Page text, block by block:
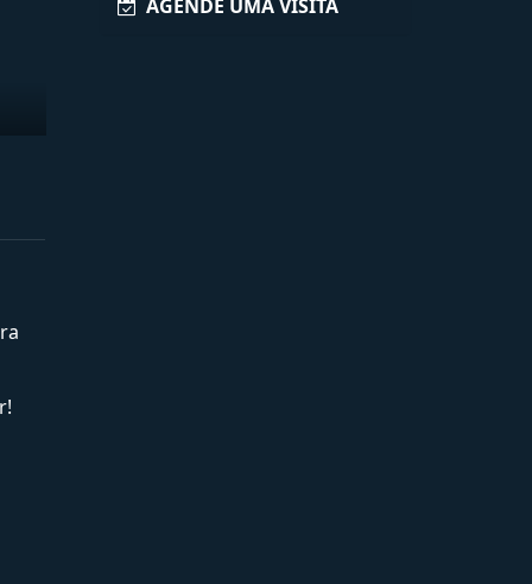
AGENDE UMA VISITA